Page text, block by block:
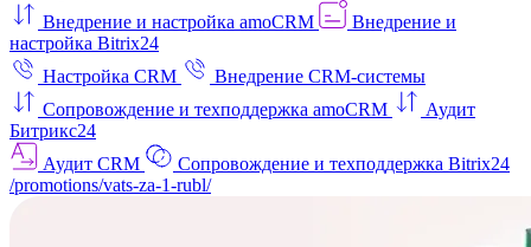
Внедрение и настройка amoCRM
Внедрение и
настройка Bitrix24
Настройка CRM
Внедрение CRM-системы
Сопровождение и техподдержка amoCRM
Аудит
Битрикс24
Аудит CRM
Сопровождение и техподдержка Bitrix24
/promotions/vats-za-1-rubl/